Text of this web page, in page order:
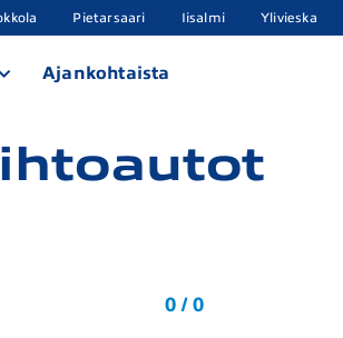
Pietarsaari Iisalmi Ylivieska
Ajankohtaista
0 / 0